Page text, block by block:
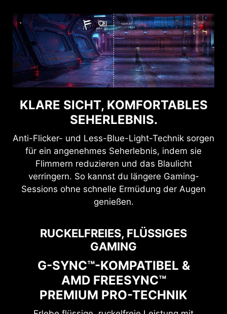
KLARE SICHT, KOMFORTABLES
SEHERLEBNIS.
Anti-Flicker- und Less-Blue-Light-Technik sorgen
für ein angenehmes Seherlebnis, indem sie
Flimmern reduzieren und das Blaulicht
verringern. So kannst du längere Gaming-
Sessions ohne schnelle Ermüdung der Augen
genießen.
RUCKELFREIES, FLÜSSIGES
GAMING
G-SYNC™-KOMPATIBEL &
AMD FREESYNC™
PREMIUM PRO-TECHNIK